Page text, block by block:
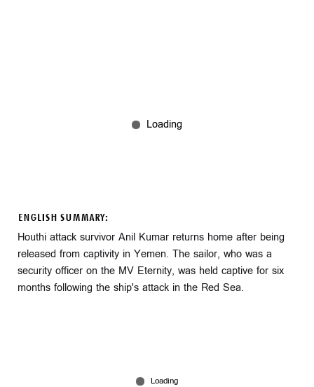
ENGLISH SUMMARY:
Houthi attack survivor Anil Kumar returns home after being
released from captivity in Yemen. The sailor, who was a
security officer on the MV Eternity, was held captive for six
months following the ship's attack in the Red Sea.